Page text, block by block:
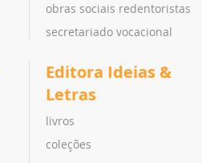
obras sociais redentoristas
secretariado vocacional
Editora Ideias &
Letras
livros
coleções